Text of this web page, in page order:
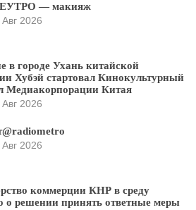
— макияж
2026
в городе Ухань китайской
Хубэй стартовал Кинокультурный
Медиакорпорации Китая
2026
2026
коммерции КНР в среду
о решении принять ответные меры